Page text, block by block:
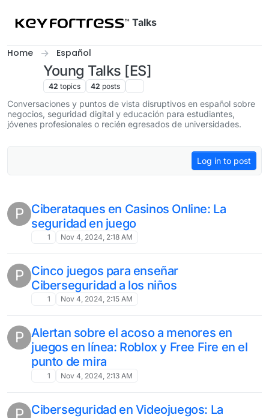
Talks
Home Español
Young Talks [ES]
42 topics 42 posts
Conversaciones y puntos de vista disruptivos en español sobre
negocios, seguridad digital y educación para estudiantes,
jóvenes profesionales o recién egresados de universidades.
Log in to post
P Ciberataques en Casinos Online: La
seguridad en juego
1 Nov 4, 2024, 2:18 AM
P Cinco juegos para enseñar
Ciberseguridad a los niños
1 Nov 4, 2024, 2:15 AM
P Alertan sobre el acoso a menores en
juegos en línea: Roblox y Free Fire en el
punto de mira
1 Nov 4, 2024, 2:13 AM
P Ciberseguridad en Videojuegos: La